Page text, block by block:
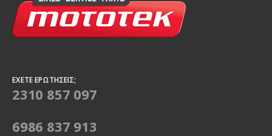
ΈΧΕΤΕ ΕΡΩΤΉΣΕΙΣ;
2310 857 097
6986 837 913